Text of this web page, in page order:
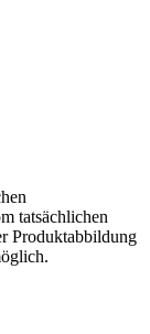
tatsächlichen
Produktabbildung